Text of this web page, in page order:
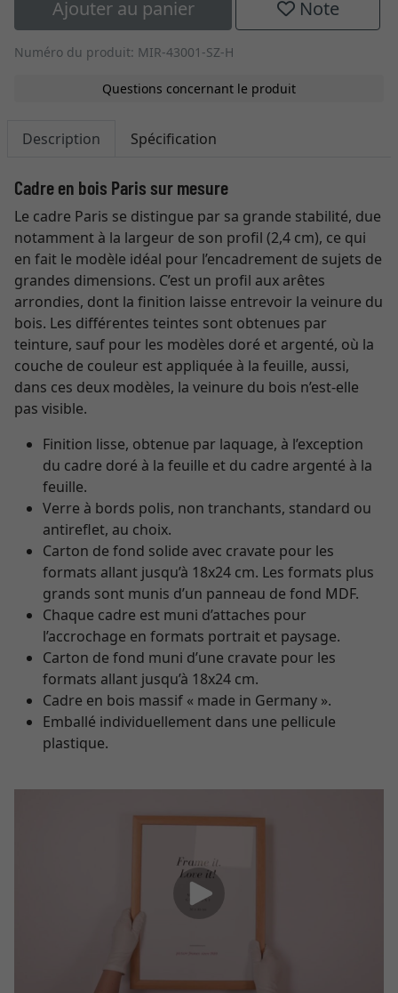
Ajouter au panier Note
Numéro du produit: MIR-43001-SZ-H
Questions concernant le produit
Description Spécification
Cadre en bois Paris sur mesure
Le cadre Paris se distingue par sa grande stabilité, due
notamment à la largeur de son profil (2,4 cm), ce qui
en fait le modèle idéal pour l’encadrement de sujets de
grandes dimensions. C’est un profil aux arêtes
arrondies, dont la finition laisse entrevoir la veinure du
bois. Les différentes teintes sont obtenues par
teinture, sauf pour les modèles doré et argenté, où la
couche de couleur est appliquée à la feuille, aussi,
dans ces deux modèles, la veinure du bois n’est-elle
pas visible.
Finition lisse, obtenue par laquage, à l’exception
du cadre doré à la feuille et du cadre argenté à la
feuille.
Verre à bords polis, non tranchants, standard ou
antireflet, au choix.
Carton de fond solide avec cravate pour les
formats allant jusqu’à 18x24 cm. Les formats plus
grands sont munis d’un panneau de fond MDF.
Chaque cadre est muni d’attaches pour
l’accrochage en formats portrait et paysage.
Carton de fond muni d’une cravate pour les
formats allant jusqu’à 18x24 cm.
Cadre en bois massif « made in Germany ».
Emballé individuellement dans une pellicule
plastique.